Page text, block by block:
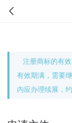
注册商标的有
有效期满，需要
内应办理续展，